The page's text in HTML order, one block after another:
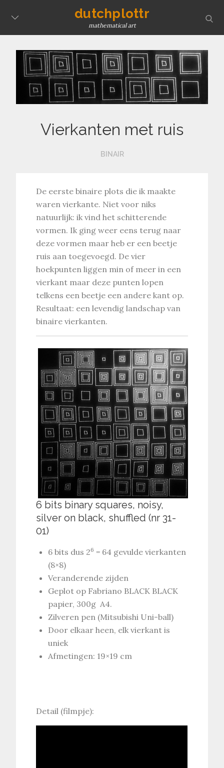
dutchplottr
mathematical art
Vierkanten met ruis
BINAIR
De eerste binaire plots die ik maakte
waren vierkante. Niet voor niks
natuurlijk: ik vind het schitterende
vormen. Ik ging weer eens terug naar
deze vormen maar heb er een beetje
ruis aan toegevoegd. De vier
hoekpunten liggen min of meer in een
vierkant maar deze punten lopen
telkens een beetje een andere kant op.
Resultaat: een levendig landschap van
binaire vierkanten.
6 bits binary squares, noisy,
silver on black, shuffled (nr 31-
01)
6 bits dus 26 = 64 gevulde vierkanten
(8×8)
Veranderende zijden
Geplot op Fabriano BLACK BLACK
papier, 300g A4.
Zilveren pen (Mitsubishi Uni-ball)
Door elkaar heen, elk vierkant is
uniek
Afmetingen: 19×19 cm
Detail (filmpje):